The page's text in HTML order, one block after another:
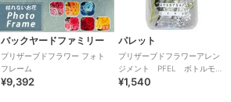
バックヤードファミリー
プリザーブドフラワー フォト
フレーム
¥9,392
パレット
プリザーブドフラワーアレン
ジメント PFEL ボトルモ
ス ローズピンク
¥1,540